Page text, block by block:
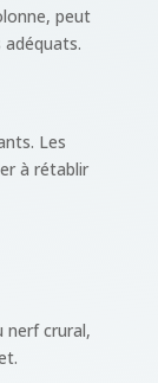
peut
Les
à rétablir
nerf crural,